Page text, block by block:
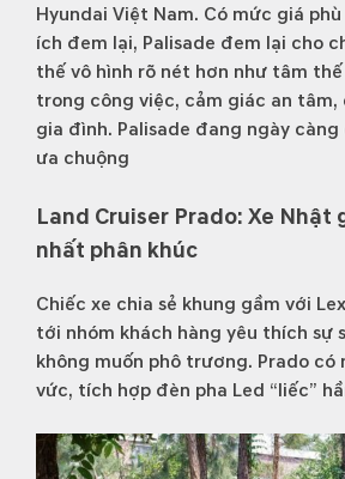
Hyundai Việt Nam. Có mức giá
ích đem lại, Palisade đem lại cho
thế vô hình rõ nét hơn như tâm
trong công việc, cảm giác an tâm,
gia đình. Palisade đang ngày
ưa chuộng
Land Cruiser Prado: Xe Nhật
nhất phân khúc
Chiếc xe chia sẻ khung gầm với
tới nhóm khách hàng yêu thích sự
không muốn phô trương. Prado có
vức, tích hợp đèn pha Led “liếc”